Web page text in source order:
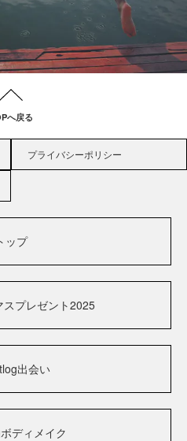
へ戻る
プライバシーポリシー
ップ
プレゼント2025
出会い
ディメイク